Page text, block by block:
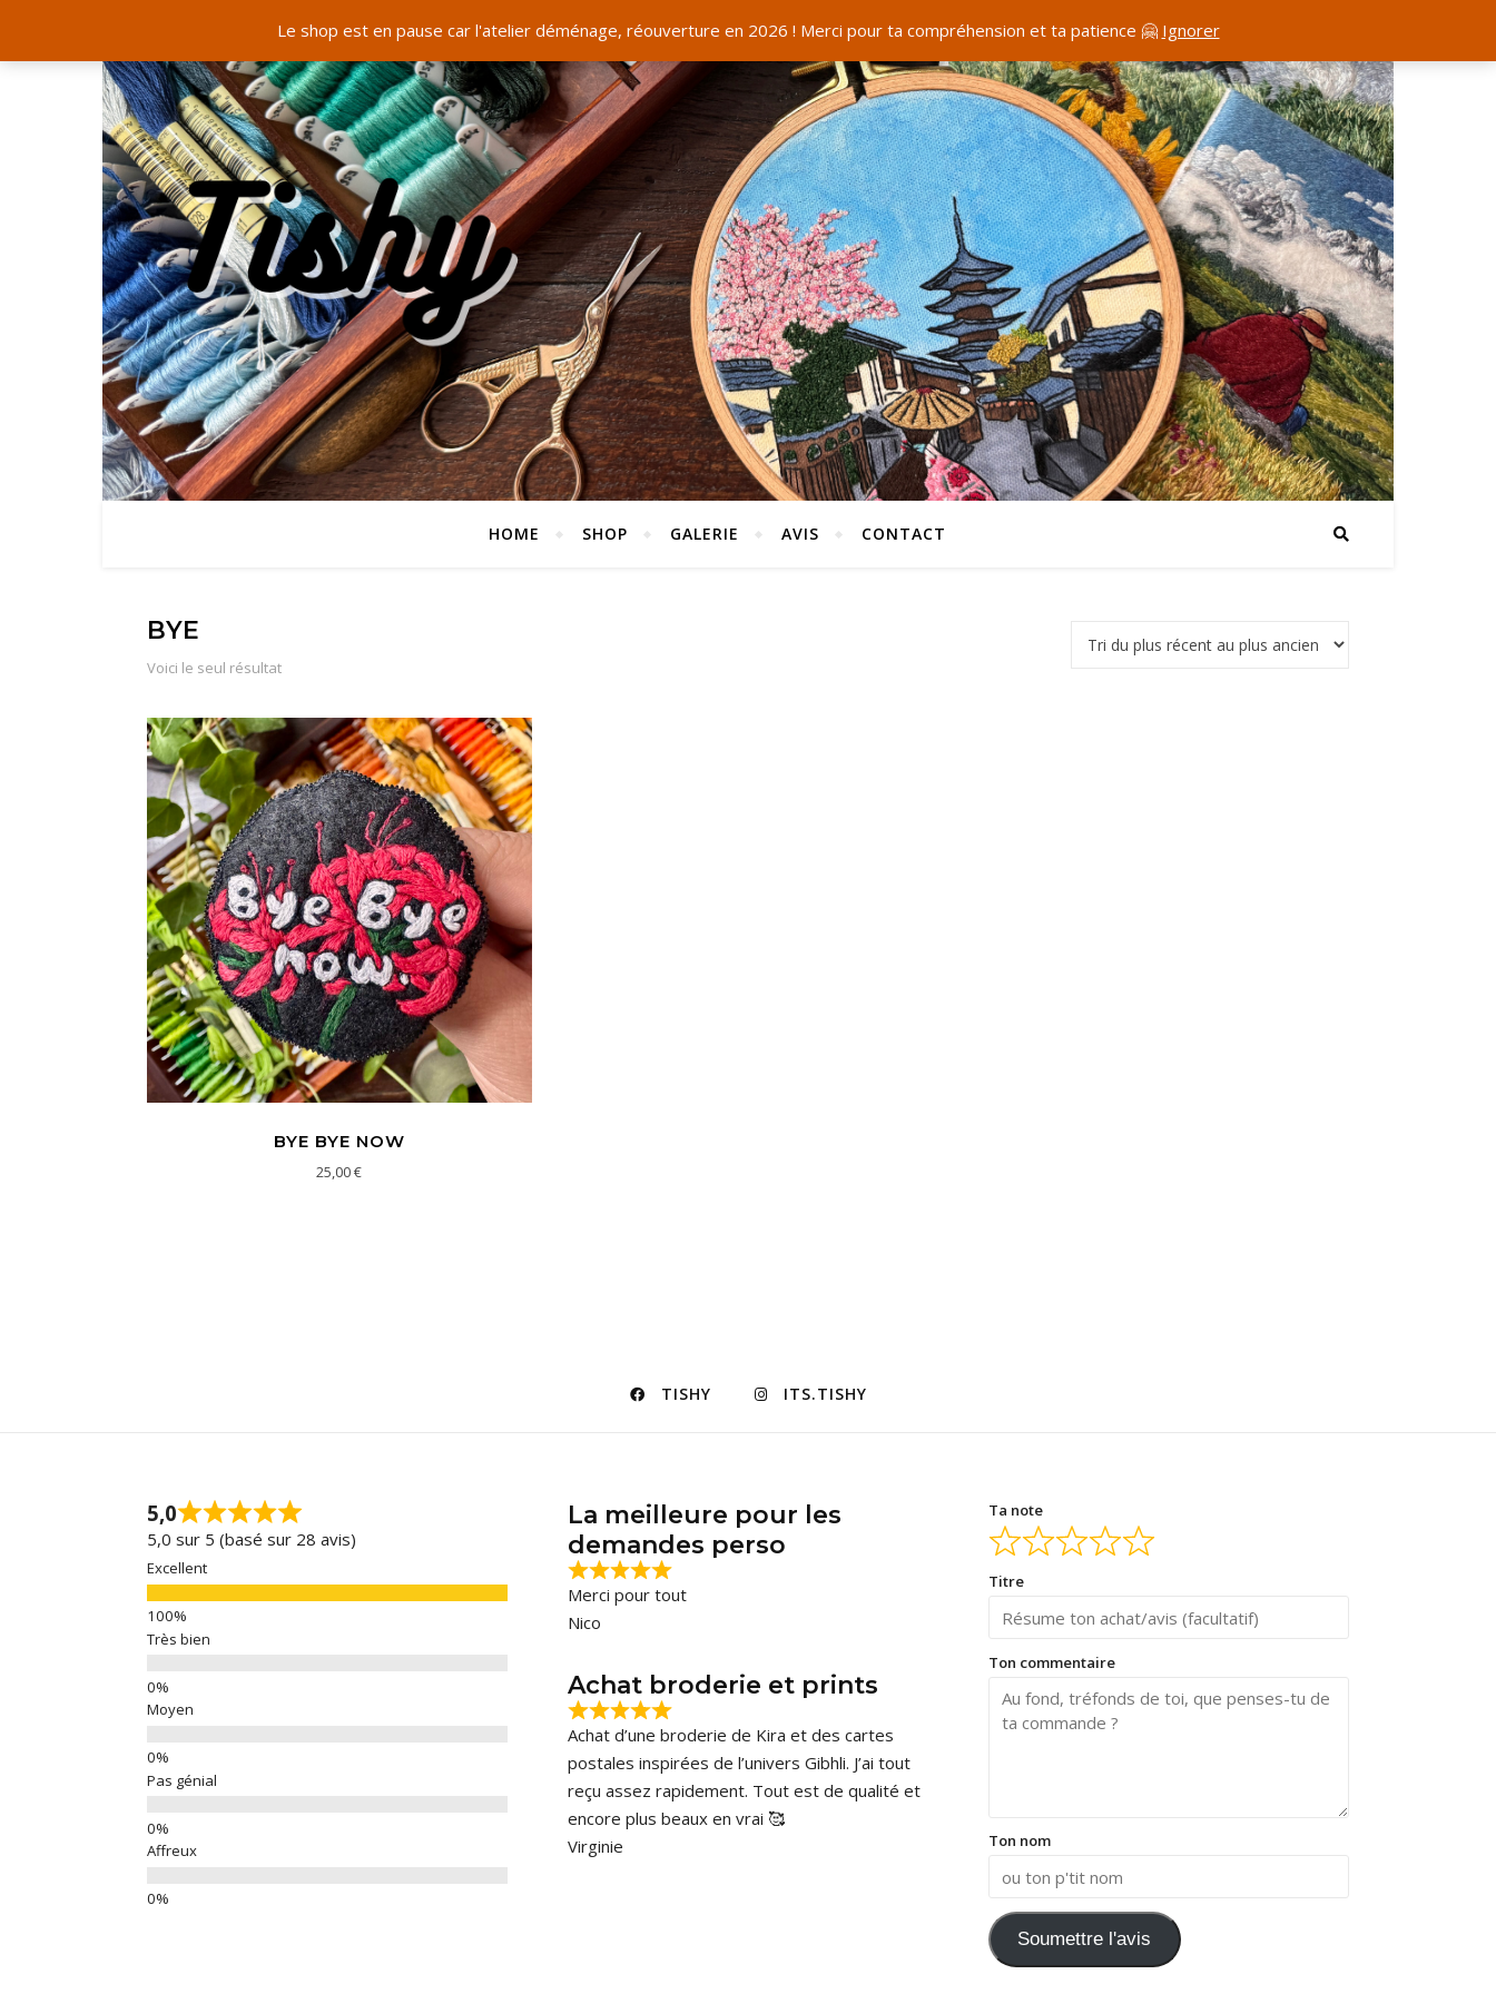
Le shop est en pause car l'atelier déménage, réouverture en 2026 ! Merci pour ta compréhension et ta patience 🤗 Ignorer
HOME SHOP GALERIE AVIS CONTACT
BYE
Voici le seul résultat
BYE BYE NOW
25,00€
TISHY ITS.TISHY
5,0
5,0 sur 5 (basé sur 28 avis)
Excellent
Très bien
Moyen
Pas génial
Affreux
La meilleure pour les
demandes perso
Merci pour tout
Nico
Achat broderie et prints
Achat d’une broderie de Kira et des cartes
postales inspirées de l’univers Gibhli. J’ai tout
reçu assez rapidement. Tout est de qualité et
encore plus beaux en vrai 🥰
Virginie
Ta note
Titre
Ton commentaire
Ton nom
Soumettre l'avis